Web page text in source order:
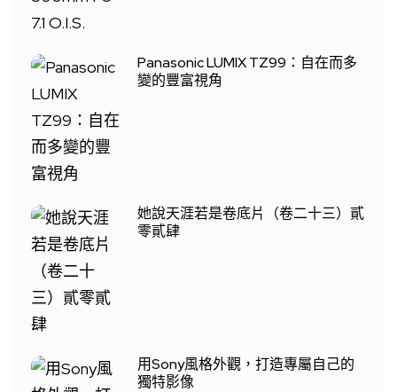
Panasonic LUMIX TZ99：自在而多
變的豐富視角
她說天涯若是卷底片（卷二十三）貳
零貳肆
用Sony風格外觀，打造專屬自己的
獨特影像